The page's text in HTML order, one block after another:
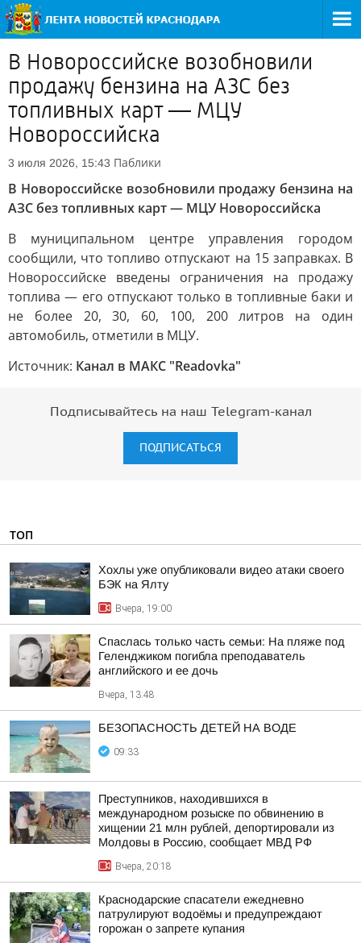
В Новороссийске возобновили
продажу бензина на АЗС без
топливных карт — МЦУ
Новороссийска
3 июля 2026, 15:43 Паблики
В Новороссийске возобновили продажу бензина на
АЗС без топливных карт — МЦУ Новороссийска
В муниципальном центре управления городом
сообщили, что топливо отпускают на 15 заправках. В
Новороссийске введены ограничения на продажу
топлива — его отпускают только в топливные баки и
не более 20, 30, 60, 100, 200 литров на один
автомобиль, отметили в МЦУ.
Источник: Канал в МАКС "Readovka"
Подписывайтесь на наш Telegram-канал
ПОДПИСАТЬСЯ
ТОП
Хохлы уже опубликовали видео атаки своего
БЭК на Ялту
Вчера, 19:00
Спаслась только часть семьи: На пляже под
Геленджиком погибла преподаватель
английского и ее дочь
Вчера, 13:48
БЕЗОПАСНОСТЬ ДЕТЕЙ НА ВОДЕ
09:33
Преступников, находившихся в
международном розыске по обвинению в
хищении 21 млн рублей, депортировали из
Молдовы в Россию, сообщает МВД РФ
Вчера, 20:18
Краснодарские спасатели ежедневно
патрулируют водоёмы и предупреждают
горожан о запрете купания